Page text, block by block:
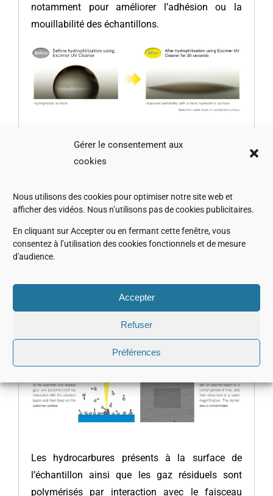
Gérer le consentement aux
cookies
Nous utilisons des cookies pour optimiser notre site web et
afficher des vidéos. Nous n’utilisons pas de cookies publicitaires.
En cliquant sur Accepter ou en fermant cette fenêtre, vous
consentez à l’utilisation des cookies fonctionnels et de mesure
d'audience.
Accepter
Refuser
Préférences
notamment pour améliorer l’adhésion ou la
mouillabilité des échantillons.
Mécanisme de nettoyage des
échantillons /
Hydrophilisation à l’aide du
nettoyeur Excimer UV
cleaner
Processus de contamination causé
par le faisceau d’électrons
Les hydrocarbures présents à la surface de
l’échantillon ainsi que les gaz résiduels sont
polymérisés par interaction avec le faisceau